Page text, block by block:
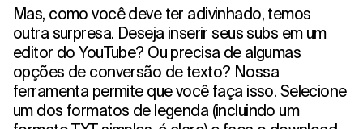
Mas, como você deve ter adivinhado, temos
outra surpresa. Deseja inserir seus subs em um
editor do YouTube? Ou precisa de algumas
opções de conversão de texto? Nossa
ferramenta permite que você faça isso. Selecione
um dos formatos de legenda (incluindo um